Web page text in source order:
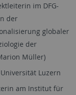
im DFG-
der
globaler
der
Müller)
Luzern
am Institut für